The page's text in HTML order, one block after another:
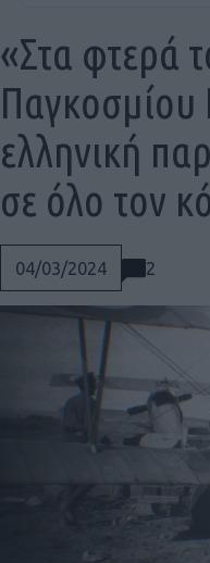
04/03/2024 2
«Στα φτερά
ελληνική
σε όλο τον